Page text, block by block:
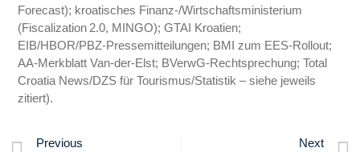
Forecast); kroatisches Finanz‑/Wirtschaftsministerium
(Fiscalization 2.0, MINGO); GTAI Kroatien;
EIB/HBOR/PBZ‑Pressemitteilungen; BMI zum EES‑Rollout;
AA‑Merkblatt Van‑der‑Elst; BVerwG‑Rechtsprechung; Total
Croatia News/DZS für Tourismus/Statistik – siehe jeweils
zitiert).
Previous Next